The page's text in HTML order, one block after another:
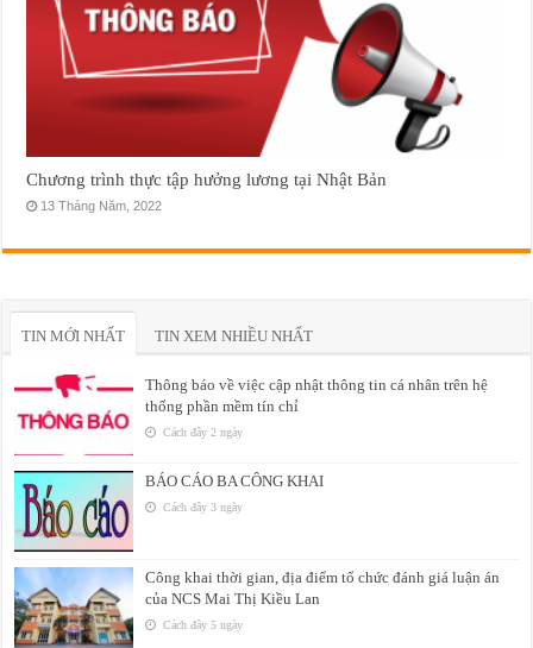
Chương trình thực tập hưởng lương tại Nhật Bản
13 Tháng Năm, 2022
TIN MỚI NHẤT TIN XEM NHIỀU NHẤT
Thông báo về việc cập nhật thông tin cá nhân trên hệ
thống phần mềm tín chỉ
Cách đây 2 ngày
BÁO CÁO BA CÔNG KHAI
Cách đây 3 ngày
Công khai thời gian, địa điểm tổ chức đánh giá luận án
của NCS Mai Thị Kiều Lan
Cách đây 5 ngày